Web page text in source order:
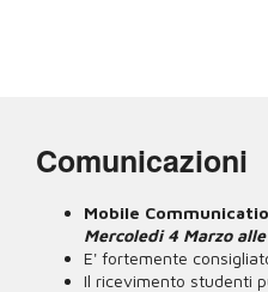
Comunicazioni
Mobile
Mercoledi 4 Marzo
E' fortemente
Il ricevimento studenti